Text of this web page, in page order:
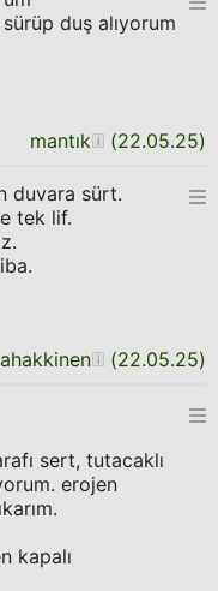
duş alıyorum
mantık (22.05.25)
duvara sürt.
tek lif.
(22.05.25)
sert, tutacaklı
erojen
kapalı